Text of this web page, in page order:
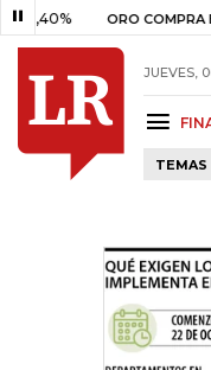
ORO COMPRA BANCO
JUEVES,
TEMAS